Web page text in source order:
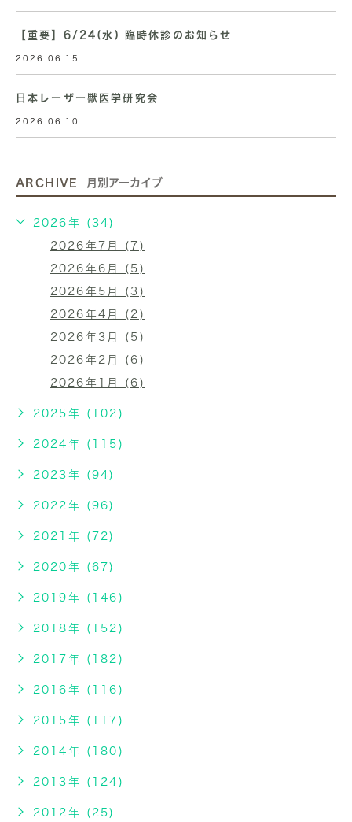
【重要】6/24(水) 臨時休診のお知らせ
2026.06.15
日本レーザー獣医学研究会
2026.06.10
ARCHIVE 月別アーカイブ
2026年 (34)
2026年7月 (7)
2026年6月 (5)
2026年5月 (3)
2026年4月 (2)
2026年3月 (5)
2026年2月 (6)
2026年1月 (6)
2025年 (102)
2024年 (115)
2023年 (94)
2022年 (96)
2021年 (72)
2020年 (67)
2019年 (146)
2018年 (152)
2017年 (182)
2016年 (116)
2015年 (117)
2014年 (180)
2013年 (124)
2012年 (25)